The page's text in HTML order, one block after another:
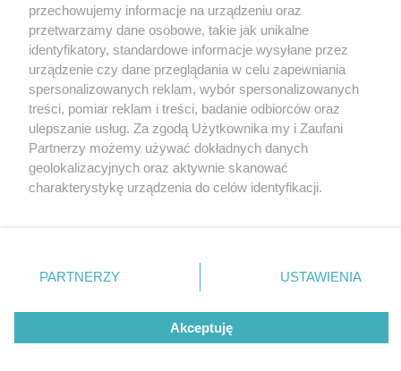
Wróć do strony głównej
ślązag.pl
0%
przechowujemy informacje na urządzeniu oraz
przetwarzamy dane osobowe, takie jak unikalne
identyfikatory, standardowe informacje wysyłane przez
urządzenie czy dane przeglądania w celu zapewniania
spersonalizowanych reklam, wybór spersonalizowanych
treści, pomiar reklam i treści, badanie odbiorców oraz
ulepszanie usług. Za zgodą Użytkownika my i Zaufani
Partnerzy możemy używać dokładnych danych
geolokalizacyjnych oraz aktywnie skanować
charakterystykę urządzenia do celów identyfikacji.
zmienić/wycofać klikając przycisk ustawień prywatności
znajdujący się w lewym dolnym rogu strony
rodzaje przetwarzania danych nie wymagają zgody
użytkownika, ale masz prawo sprzeciwić się takiemu
przetwarzaniu. Preferencje będą miały zastosowania tylko
PARTNERZY USTAWIENIA
Akceptuję